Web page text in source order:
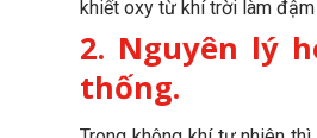
khiết oxy từ khí trời làm
2. Nguyên lý
thống.